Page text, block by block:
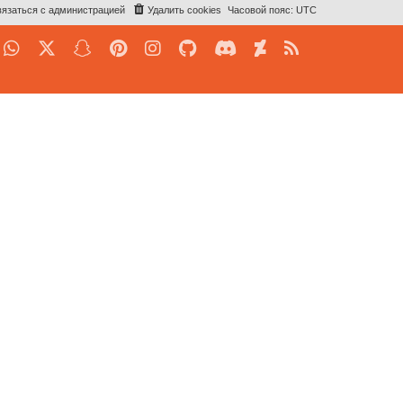
Часовой пояс: UTC
Удалить cookies
с администрацией